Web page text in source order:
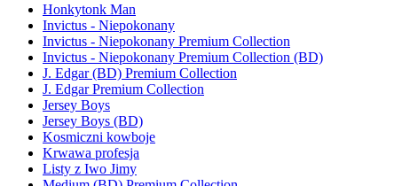
Honkytonk Man
Invictus - Niepokonany
Invictus - Niepokonany Premium Collection
Invictus - Niepokonany Premium Collection (BD)
J. Edgar (BD) Premium Collection
J. Edgar Premium Collection
Jersey Boys
Jersey Boys (BD)
Kosmiczni kowboje
Krwawa profesja
Listy z Iwo Jimy